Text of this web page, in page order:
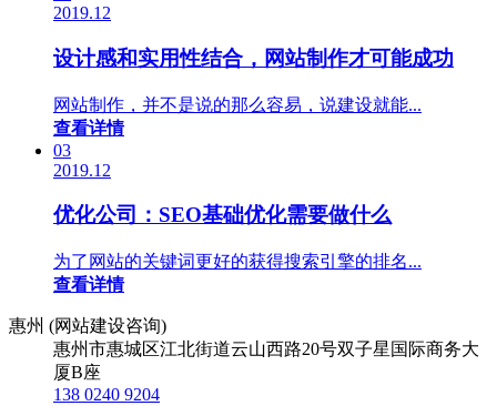
2019.12
设计感和实用性结合，网站制作才可能成功
网站制作，并不是说的那么容易，说建设就能...
查看详情
03
2019.12
优化公司：SEO基础优化需要做什么
为了网站的关键词更好的获得搜索引擎的排名...
查看详情
惠州 (网站建设咨询)
惠州市惠城区江北街道云山西路20号双子星国际商务大
厦B座
138 0240 9204